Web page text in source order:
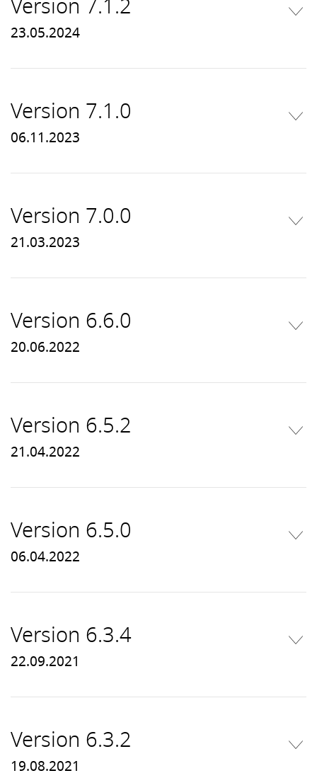
Version 7.1.2
23.05.2024
Version 7.1.0
06.11.2023
Version 7.0.0
21.03.2023
Version 6.6.0
20.06.2022
Version 6.5.2
21.04.2022
Version 6.5.0
06.04.2022
Version 6.3.4
22.09.2021
Version 6.3.2
19.08.2021